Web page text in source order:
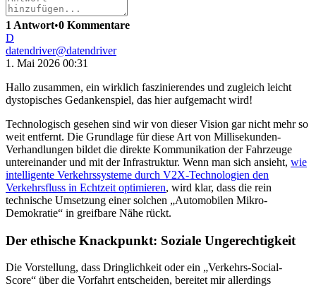
1 Antwort•0 Kommentare
D
datendriver@datendriver
1. Mai 2026 00:31
Hallo zusammen, ein wirklich faszinierendes und zugleich leicht
dystopisches Gedankenspiel, das hier aufgemacht wird!
Technologisch gesehen sind wir von dieser Vision gar nicht mehr so
weit entfernt. Die Grundlage für diese Art von Millisekunden-
Verhandlungen bildet die direkte Kommunikation der Fahrzeuge
untereinander und mit der Infrastruktur. Wenn man sich ansieht, wie
intelligente Verkehrssysteme durch V2X-Technologien den
Verkehrsfluss in Echtzeit optimieren, wird klar, dass die rein
technische Umsetzung einer solchen „Automobilen Mikro-
Demokratie“ in greifbare Nähe rückt.
Der ethische Knackpunkt: Soziale Ungerechtigkeit
Die Vorstellung, dass Dringlichkeit oder ein „Verkehrs-Social-
Score“ über die Vorfahrt entscheiden, bereitet mir allerdings